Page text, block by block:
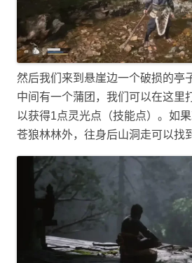
然后我们来到悬崖边一个破损的亭
中间有一个蒲团，我们可以在这里
以获得1点灵光点（技能点）。如
苍狼林林外，往身后山洞走可以找